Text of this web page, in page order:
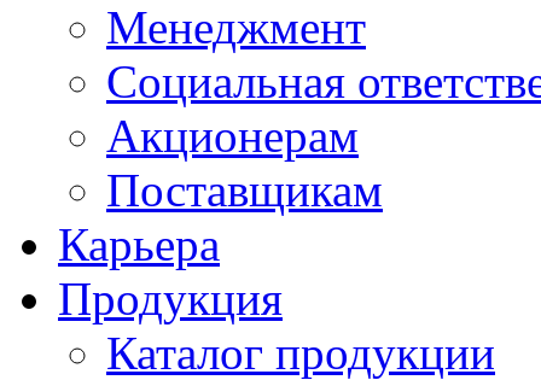
Менеджмент
Социальная
Акционерам
Поставщикам
Карьера
Продукция
Каталог продукции